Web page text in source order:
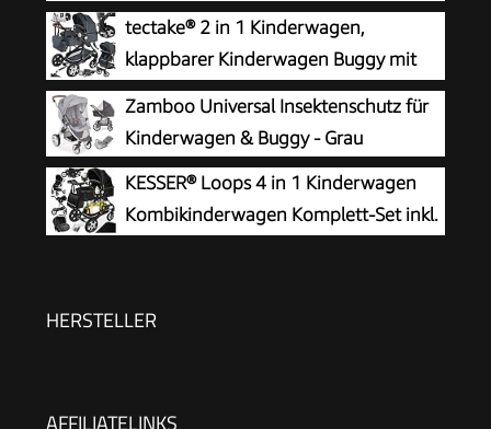
Babywanne & Buggy Sportsitz & Auto-
Babyschale Voll-Gummireifen Wickeltasche
Regenschutz Kindertisch ECE R129,
Schwarz/Champagne
tectake® 2 in 1 Kinderwagen,
klappbarer Kinderwagen Buggy mit
Liegefunktion, Fußsack,
Getränkehalter, herausnehmbarer Babywanne
und Regenschutz - Anthrazit
Zamboo Universal Insektenschutz für
Kinderwagen & Buggy - Grau
KESSER® Loops 4 in 1 Kinderwagen
Kombikinderwagen Komplett-Set inkl.
Regenschutz Kindertisch ECE R129,
HERSTELLER